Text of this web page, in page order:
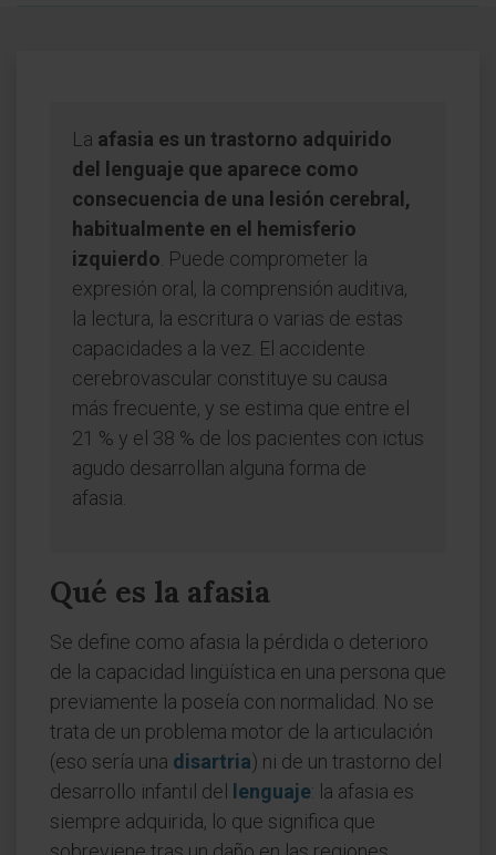
La afasia es un trastorno adquirido
del lenguaje que aparece como
consecuencia de una lesión cerebral,
habitualmente en el hemisferio
izquierdo . Puede comprometer la
expresión oral, la comprensión auditiva,
la lectura, la escritura o varias de estas
capacidades a la vez. El accidente
cerebrovascular constituye su causa
más frecuente, y se estima que entre el
21 % y el 38 % de los pacientes con ictus
agudo desarrollan alguna forma de
afasia.
Qué es la afasia
Se define como afasia la pérdida o deterioro
de la capacidad lingüística en una persona que
previamente la poseía con normalidad. No se
trata de un problema motor de la articulación
(eso sería una disartria) ni de un trastorno del
desarrollo infantil del
lenguaje: la afasia es
siempre adquirida, lo que significa que